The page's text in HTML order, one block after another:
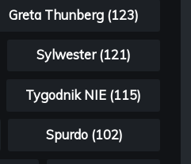
Greta Thunberg (123)
Sylwester (121)
Tygodnik NIE (115)
Spurdo (102)